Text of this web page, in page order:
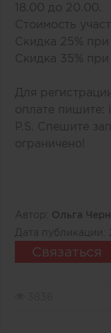
18.00 до 20.00.
Стоимость
Скидка 25% при
Скидка 35% при
Для
оплате пишите:
P.S. Спешите
ограничено!
Автор: Ольга
Дата публикации:
Связаться